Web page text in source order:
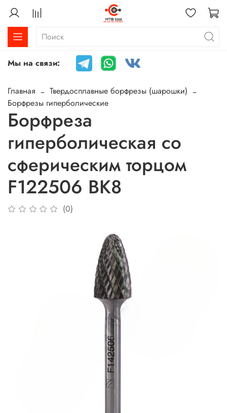
Мы на связи:
Главная
Твердосплавные борфрезы (шарошки)
Борфрезы гиперболические
Борфреза
гиперболическая со
сферическим торцом
F122506 ВК8
(0)